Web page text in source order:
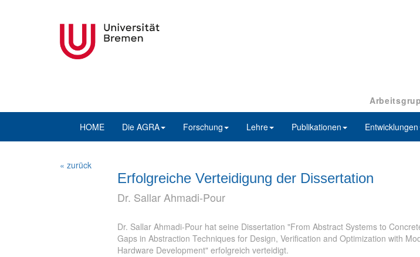
HOME Die AGRA Forschung Lehre Publikationen Entwicklungen
« zurück
Erfolgreiche Verteidigung der Dissertation
Dr. Sallar Ahmadi-Pour
Dr. Sallar Ahmadi-Pour hat seine Dissertation "From Abstract Systems to
Gaps in Abstraction Techniques for Design, Verification and Optimization with
Hardware Development" erfolgreich verteidigt.